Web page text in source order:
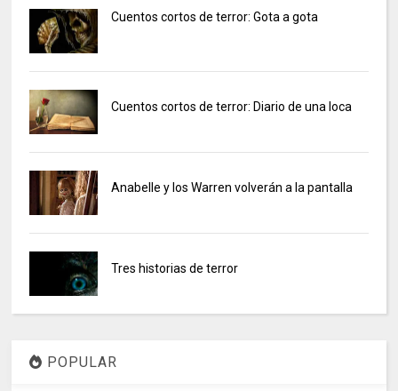
Cuentos cortos de terror: Gota a gota
Cuentos cortos de terror: Diario de una loca
Anabelle y los Warren volverán a la pantalla
Tres historias de terror
POPULAR